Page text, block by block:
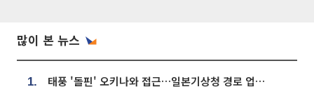
많이 본 뉴스
1. 태풍 '돌핀' 오키나와 접근…일본기상청 경로 업데이트